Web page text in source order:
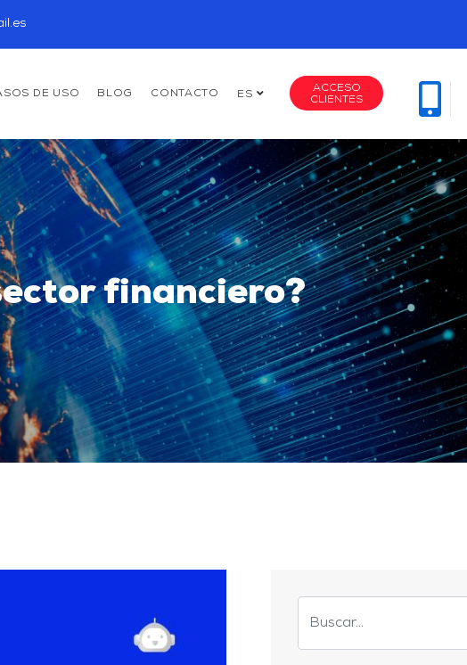
ACCESO
CLIENTES
DE USO BLOG CONTACTO ES
financiero?